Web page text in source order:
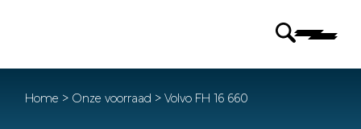
Home > Onze voorraad > Volvo FH 16 660